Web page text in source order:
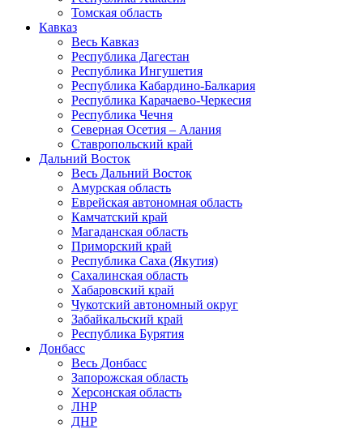
Томская область
Кавказ
Весь Кавказ
Республика Дагестан
Республика Ингушетия
Республика Кабардино-Балкария
Республика Карачаево-Черкесия
Республика Чечня
Северная Осетия – Алания
Ставропольский край
Дальний Восток
Весь Дальний Восток
Амурская область
Еврейская автономная область
Камчатский край
Магаданская область
Приморский край
Республика Саха (Якутия)
Сахалинская область
Хабаровский край
Чукотский автономный округ
Забайкальский край
Республика Бурятия
Донбасс
Весь Донбасс
Запорожская область
Херсонская область
ЛНР
ДНР